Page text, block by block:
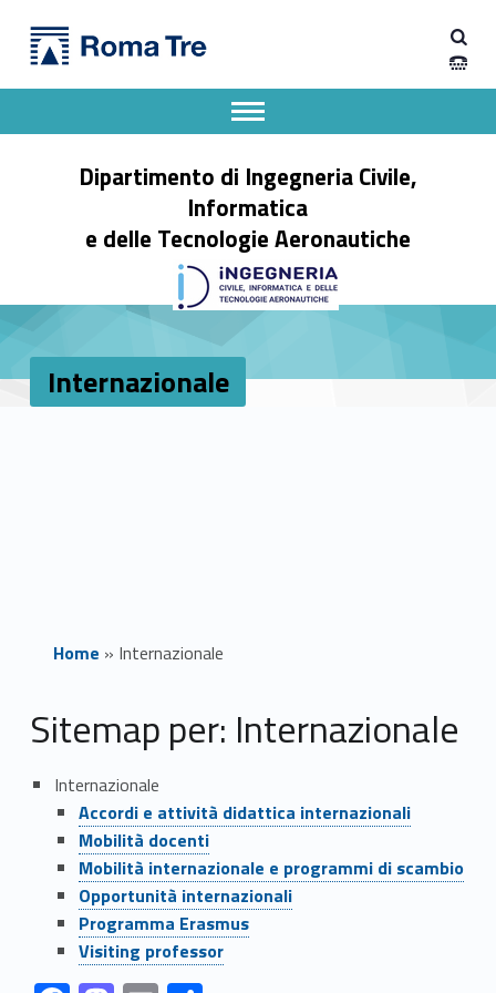
Internazionale - Dipartimento di Ingegneria Civile, Informatica e delle Tecnologie Aeronautiche
Dipartimento di Ingegneria Civile,
Informatica
e delle Tecnologie Aeronautiche
Apri il menu secondario
Header info sidebar
Internazionale
Home » Internazionale
I
n
Sitemap per: Internazionale
Internazionale
Accordi e attività didattica internazionali
Mobilità docenti
Mobilità internazionale e programmi di scambio
Opportunità internazionali
Programma Erasmus
Visiting professor
Link identifier #identifier__24423-1
Link identifier #identifier__65924-2 Link identifier #identifier__136309-3 Link identifier #identifier__92469-4